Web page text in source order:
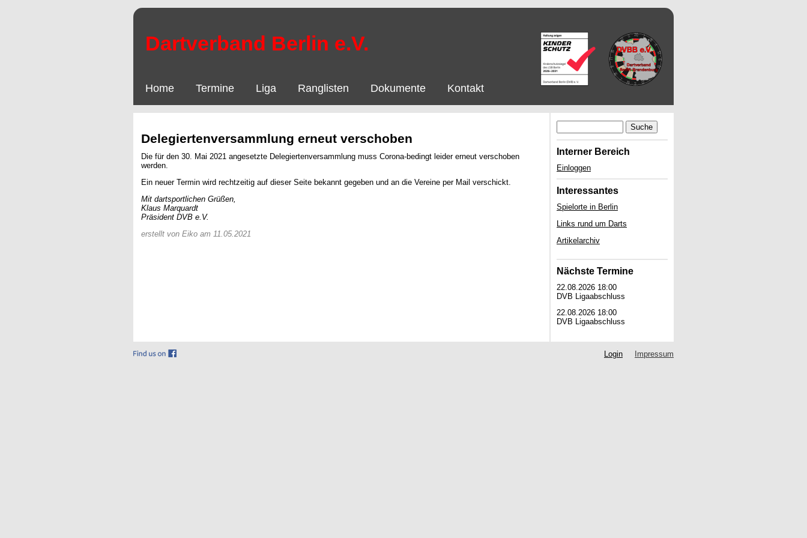
Dartverband Berlin e.V.
Home Termine Liga Ranglisten Dokumente Kontakt
Delegiertenversammlung erneut verschoben
Die für den 30. Mai 2021 angesetzte Delegiertenversammlung muss Corona-bedingt leider erneut verschoben
werden.
Ein neuer Termin wird rechtzeitig auf dieser Seite bekannt gegeben und an die Vereine per Mail verschickt.
Mit dartsportlichen Grüßen,
Klaus Marquardt
Präsident DVB e.V.
erstellt von Eiko am 11.05.2021
Suche
Interner Bereich
Einloggen
Interessantes
Spielorte in Berlin
Links rund um Darts
Artikelarchiv
Nächste Termine
22.08.2026 18:00
DVB Ligaabschluss
22.08.2026 18:00
DVB Ligaabschluss
Login Impressum